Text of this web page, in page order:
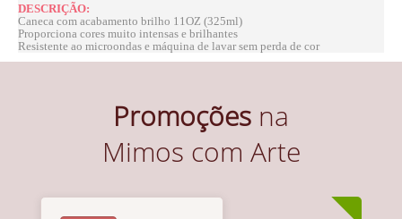
DESCRIÇÃO:
Caneca com acabamento brilho 11OZ (325ml)
Proporciona cores muito intensas e brilhantes
Resistente ao microondas e máquina de lavar sem perda de cor
Promoções na
Mimos com Arte